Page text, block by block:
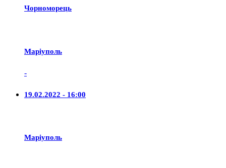
Чорноморець
Маріуполь
-
19.02.2022 - 16:00
Маріуполь